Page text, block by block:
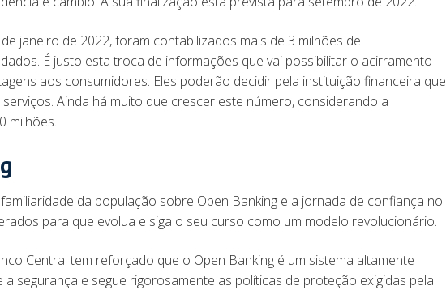
janeiro de 2022, foram contabilizados mais de 3 milhões de
É justo esta troca de informações que vai possibilitar o acirramento
aos consumidores. Eles poderão decidir pela instituição financeira que
Ainda há muito que crescer este número, considerando a
milhões.
da população sobre Open Banking e a jornada de confiança no
para que evolua e siga o seu curso como um modelo revolucionário.
Central tem reforçado que o Open Banking é um sistema altamente
segurança e segue rigorosamente as políticas de proteção exigidas pela